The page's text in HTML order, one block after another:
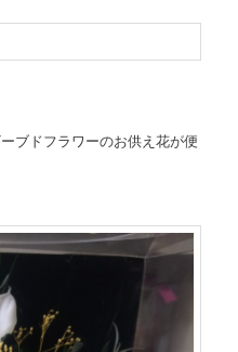
ブドフラワーのお供え花が便